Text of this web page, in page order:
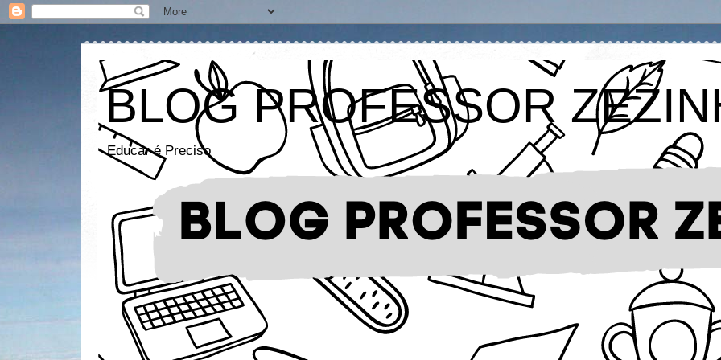
BLOG PROFESSOR
Educar é Preciso